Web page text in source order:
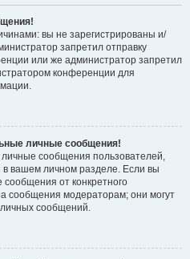
вы не зарегистрированы и/
запретил отправку
или же администратор запретил
конференции для
личные сообщения!
сообщения пользователей,
вашем личном разделе. Если вы
от конкретного
сообщения модераторам; они могут
личных сообщений.